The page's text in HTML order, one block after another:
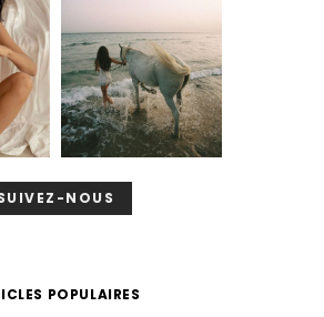
NOUS
POPULAIRES